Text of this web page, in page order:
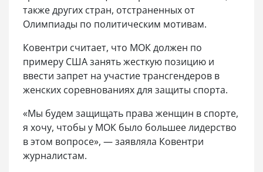
также других стран, отстраненных от
Олимпиады по политическим мотивам.
Ковентри считает, что МОК должен по
примеру США занять жесткую позицию и
ввести запрет на участие трансгендеров в
женских соревнованиях для защиты спорта.
«Мы будем защищать права женщин в спорте,
я хочу, чтобы у МОК было большее лидерство
в этом вопросе», — заявляла Ковентри
журналистам.